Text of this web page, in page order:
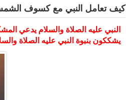
كيف تعامل النبي مع كسوف الشمس
النبي عليه الصلاة والسلام يدعي
يشككون بنبوة النبي عليه الصلاة